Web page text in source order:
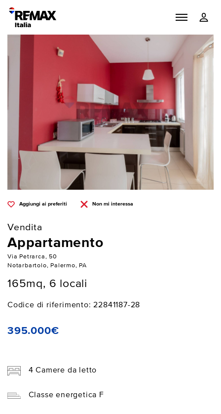
Aggiungi ai preferiti Non mi interessa
Vendita
Appartamento
Via Petrarca, 50
Notarbartolo, Palermo, PA
165mq, 6 locali
Codice di riferimento: 22841187-28
395.000€
4 Camere da letto
Classe energetica F